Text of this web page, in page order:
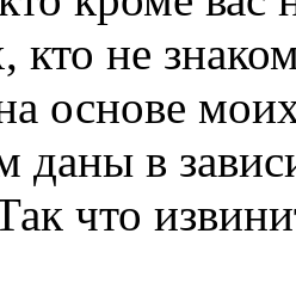
кто не
основе
даны в
что